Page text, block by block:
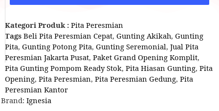
Kategori Produk : Pita Peresmian
Tags Beli Pita Peresmian Cepat, Gunting Akikah, Gunting
Pita, Gunting Potong Pita, Gunting Seremonial, Jual Pita
Peresmian Jakarta Pusat, Paket Grand Opening Komplit,
Pita Gunting Pompom Ready Stok, Pita Hiasan Gunting, Pita
Opening, Pita Peresmian, Pita Peresmian Gedung, Pita
Peresmian Kantor
Brand: Ignesia